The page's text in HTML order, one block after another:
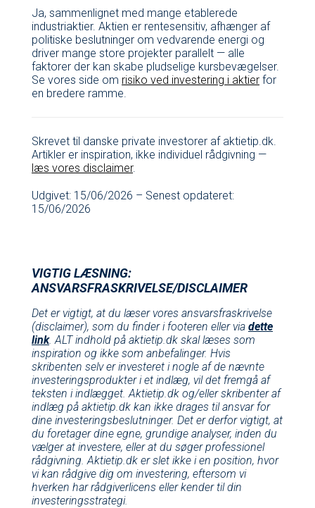
Ja, sammenlignet med mange etablerede
industriaktier. Aktien er rentesensitiv, afhænger af
politiske beslutninger om vedvarende energi og
driver mange store projekter parallelt — alle
faktorer der kan skabe pludselige kursbevægelser.
Se vores side om risiko ved investering i aktier for
en bredere ramme.
Skrevet til danske private investorer af aktietip.dk.
Artikler er inspiration, ikke individuel rådgivning —
læs vores disclaimer.
Udgivet: 15/06/2026 – Senest opdateret:
15/06/2026
VIGTIG LÆSNING:
ANSVARSFRASKRIVELSE/DISCLAIMER
Det er vigtigt, at du læser vores ansvarsfraskrivelse
(disclaimer), som du finder i footeren eller via dette
link. ALT indhold på aktietip.dk skal læses som
inspiration og ikke som anbefalinger. Hvis
skribenten selv er investeret i nogle af de nævnte
investeringsprodukter i et indlæg, vil det fremgå af
teksten i indlægget. Aktietip.dk og/eller skribenter af
indlæg på aktietip.dk kan ikke drages til ansvar for
dine investeringsbeslutninger. Det er derfor vigtigt, at
du foretager dine egne, grundige analyser, inden du
vælger at investere, eller at du søger professionel
rådgivning. Aktietip.dk er slet ikke i en position, hvor
vi kan rådgive dig om investering, eftersom vi
hverken har rådgiverlicens eller kender til din
investeringsstrategi.